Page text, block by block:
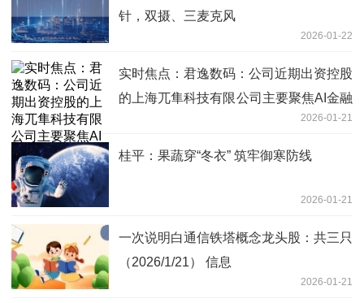
针，双摄、三麦克风
2026-01-22
实时焦点：君逸数码：公司近期出资控股
的上海兀隼科技有限公司主要聚焦AI金融
2026-01-21
桂平：果蔬穿“冬衣” 筑牢御寒防线
2026-01-21
一次说明白通信铁塔概念龙头股：共三只
（2026/1/21） 信息
2026-01-21